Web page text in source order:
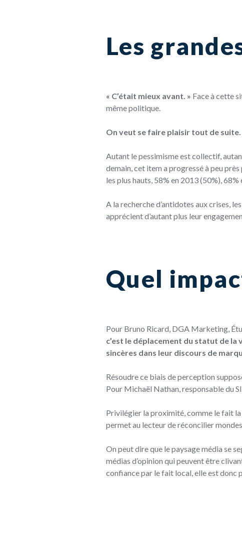
Les
« C’était mieux avant. » Face à cette
même politique.
On veut se faire plaisir tout de suite.
Autant le pessimisme est collectif,
demain, cet item a progressé à peu
les plus hauts, 58% en 2013 (50%), 68%
A la recherche d’antidotes aux crises,
apprécient d’autant plus leur
Quel
Pour Bruno Ricard, DGA Marketing,
c’est le déplacement du statut de
sincères dans leur discours de
Résoudre ce biais de perception
Pour Michaël Nathan, responsable du
Privilégier la proximité, comme le fait la
permet au lecteur de réconcilier
On peut dire que le paysage média se
médias d’opinion qui peuvent être
confiance par le fait local, elle est donc